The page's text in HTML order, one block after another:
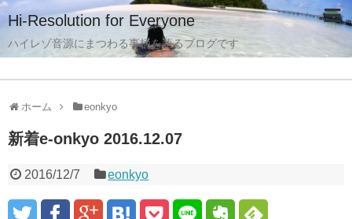
Hi-Resolution for Everyone
ハイレゾ音源にまつわる事柄を語るブログです
ホーム eonkyo
新着e-onkyo 2016.12.07
2016/12/7 eonkyo